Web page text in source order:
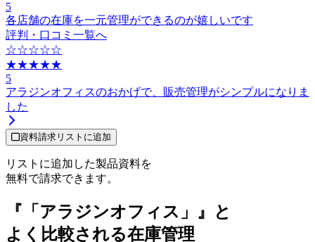
5
各店舗の在庫を一元管理ができるのが嬉しいです
評判・口コミ一覧へ
☆☆☆☆☆
★★★★★
5
アラジンオフィスのおかげで、販売管理がシンプルになりま
した
資料請求リストに追加
リストに追加した製品資料を
無料で請求できます。
『「アラジンオフィス」』と
よく比較される在庫管理